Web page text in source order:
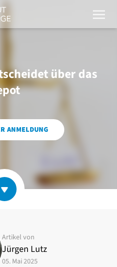
über das
ANMELDUNG
Artikel von
Jürgen Lutz
05. Mai 2025